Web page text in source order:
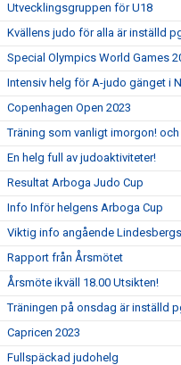
Utvecklingsgruppen för U18
Kvällens judo för alla är inställd
Special Olympics World Games
Intensiv helg för A-judo gänget i
Copenhagen Open 2023
Träning som vanligt imorgon!
En helg full av judoaktiviteter!
Resultat Arboga Judo Cup
Info Inför helgens Arboga Cup
Viktig info angående
Rapport från Årsmötet
Årsmöte ikväll 18.00 Utsikten!
Träningen på onsdag är inställd
Capricen 2023
Fullspäckad judohelg